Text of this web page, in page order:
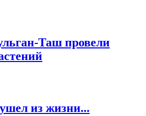
Таш провели
из жизни...